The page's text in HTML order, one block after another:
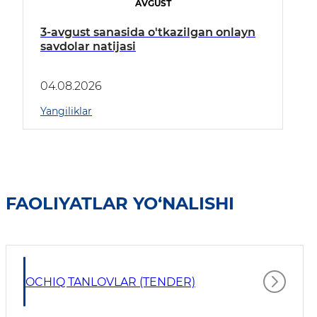
AVGUST
3-avgust sanasida o'tkazilgan onlayn
savdolar natijasi
04.08.2026
Yangiliklar
FAOLIYATLAR YO‘NALISHI
OCHIQ TANLOVLAR (TENDER)